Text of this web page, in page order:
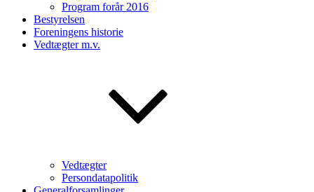
Program forår 2016
Bestyrelsen
Foreningens historie
Vedtægter m.v.
Vedtægter
Persondatapolitik